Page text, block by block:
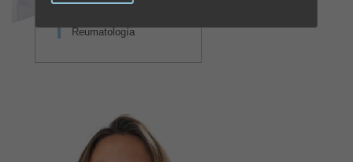
Reumatología